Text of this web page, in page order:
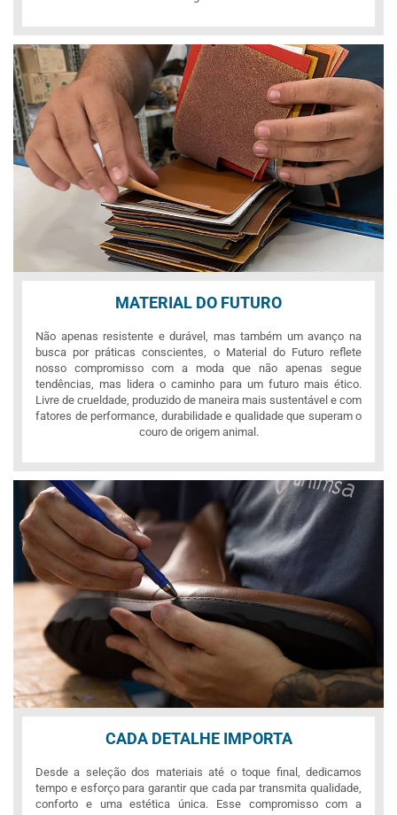
MATERIAL DO FUTURO
Não apenas resistente e durável, mas também um avanço na
busca por práticas conscientes, o Material do Futuro reflete
nosso compromisso com a moda que não apenas segue
tendências, mas lidera o caminho para um futuro mais ético.
Livre de crueldade, produzido de maneira mais sustentável e com
fatores de performance, durabilidade e qualidade que superam o
couro de origem animal.
CADA DETALHE IMPORTA
Desde a seleção dos materiais até o toque final, dedicamos
tempo e esforço para garantir que cada par transmita qualidade,
conforto e uma estética única. Esse compromisso com a